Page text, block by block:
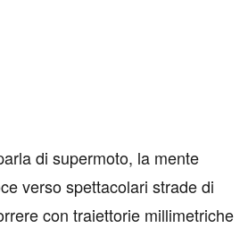
di supermoto, la mente
verso spettacolari strade di
con traiettorie millimetriche